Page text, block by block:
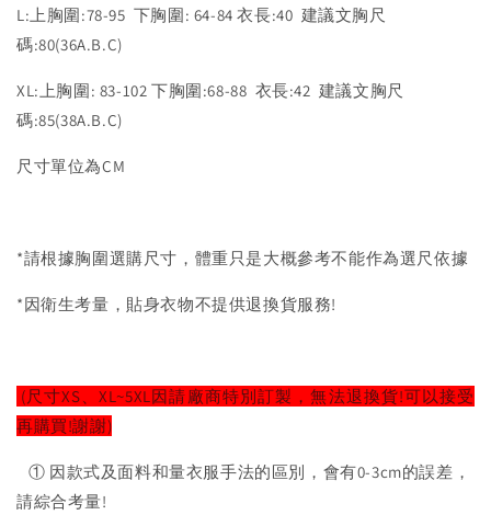
L:上胸圍:78-95 下胸圍: 64-84 衣長:40 建議文胸尺
碼:80(36A.B.C)
XL:上胸圍: 83-102 下胸圍:68-88 衣長:42 建議文胸尺
碼:85(38A.B.C)
尺寸單位為CM
*請根據胸圍選購尺寸，體重只是大概參考不能作為選尺依據
*因衛生考量，貼身衣物不提供退換貨服務!
(尺寸XS、XL~5XL因請廠商特別訂製，無法退換貨!可以接受
再購買!謝謝)
① 因款式及面料和量衣服手法的區別，會有0-3cm的誤差，
請綜合考量!